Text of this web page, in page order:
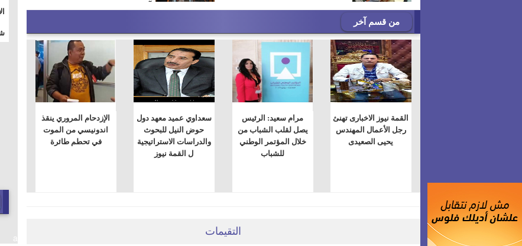
من قسم آخر
القمة نيوز الاخبارى تهنئ
رجل الأعمال المهندس
يحيى الصعيدى
مرام سعيد: الرئيس
يصل لقلب الشباب من
خلال المؤتمر الوطني
للشباب
سعداوي عميد معهد دول
حوض النيل للبحوث
والدراسات الاستراتيجية
ل القمة نيوز
الإزدحام المروري ينقذ
اندونيسي من الموت
في تحطم طائرة
التقيمات
a